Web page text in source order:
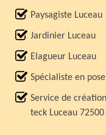
Paysagiste Luceau
Jardinier Luceau
Elagueur Luceau
Spécialiste en
Service de
teck Luceau 72500